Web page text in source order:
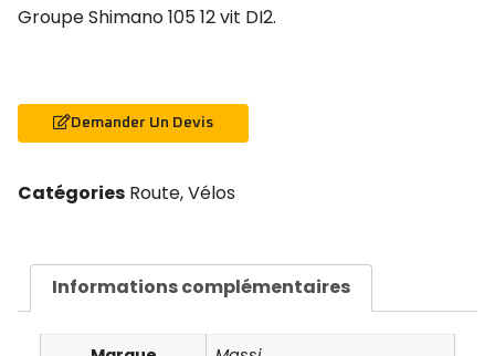
Groupe Shimano 105 12 vit DI2.
Demander Un Devis
Catégories Route,Vélos
Informations complémentaires